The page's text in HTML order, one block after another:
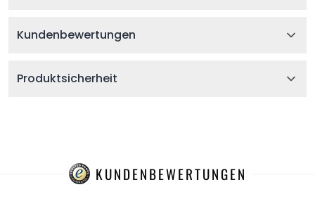
Kundenbewertungen
Produktsicherheit
KUNDENBEWERTUNGEN